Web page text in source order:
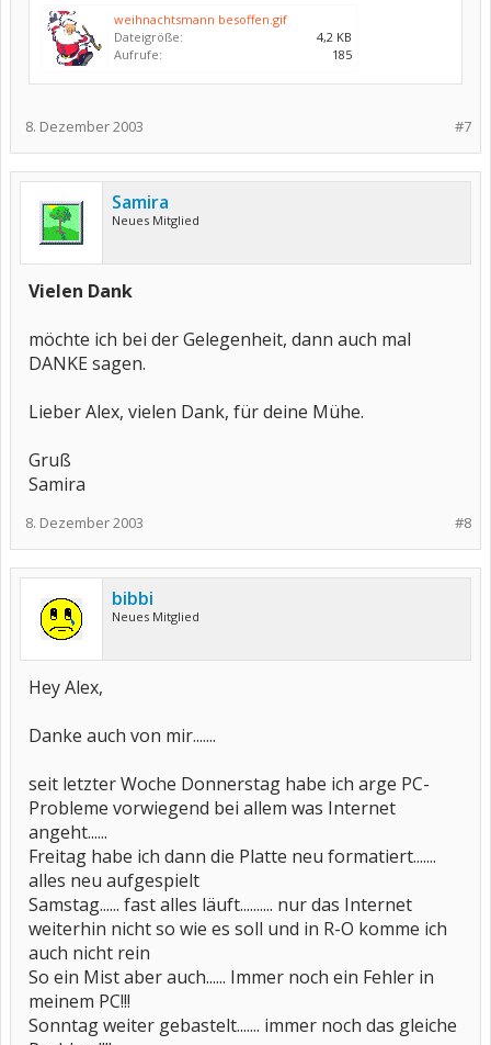
weihnachtsmann besoffen.gif
Dateigröße:
4,2 KB
Aufrufe:
185
#7
8. Dezember 2003
Samira
Neues Mitglied
Vielen Dank
möchte ich bei der Gelegenheit, dann auch mal
DANKE sagen.
Lieber Alex, vielen Dank, für deine Mühe.
Gruß
Samira
#8
8. Dezember 2003
bibbi
Neues Mitglied
Hey Alex,
Danke auch von mir.......
seit letzter Woche Donnerstag habe ich arge PC-
Probleme vorwiegend bei allem was Internet
angeht......
Freitag habe ich dann die Platte neu formatiert.......
alles neu aufgespielt
Samstag...... fast alles läuft.......... nur das Internet
weiterhin nicht so wie es soll und in R-O komme ich
auch nicht rein
So ein Mist aber auch...... Immer noch ein Fehler in
meinem PC!!!
Sonntag weiter gebastelt....... immer noch das gleiche